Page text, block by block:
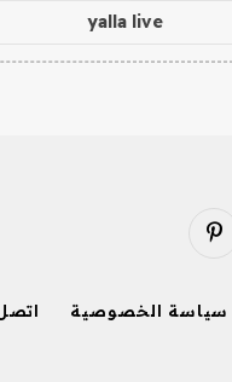
yalla live
بينتيريست
سياسة الخصوصية